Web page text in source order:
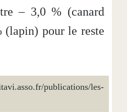
– 3,0 % (canard
(lapin) pour le reste
publications/les-